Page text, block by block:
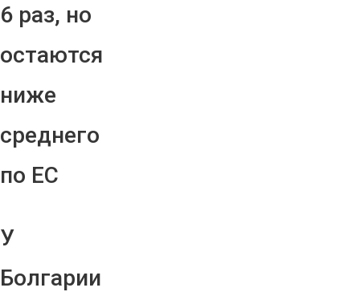
6 раз, но
остаются
ниже
среднего
по ЕС
У
Болгарии